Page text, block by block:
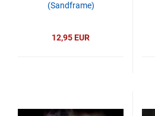
(Sandframe)
12,95 EUR